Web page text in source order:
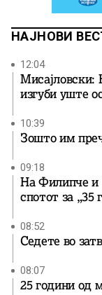
НАЈНОВИ
12:04
Мисајловски:
изгуби уште
10:39
Зошто им
09:18
На Филипче и
спотот за „35
08:52
Седете во
08:07
25 години од